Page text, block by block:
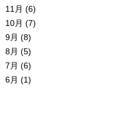
11月 (6)
10月 (7)
9月 (8)
8月 (5)
7月 (6)
6月 (1)